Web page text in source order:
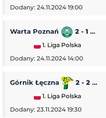
Dodany: 24.11.2024 19:00
Warta Poznań 2 - 1
1. Liga Polska
Dodany: 24.11.2024 14:00
Górnik Łęczna 2 - 2
1. Liga Polska
Dodany: 23.11.2024 19:30